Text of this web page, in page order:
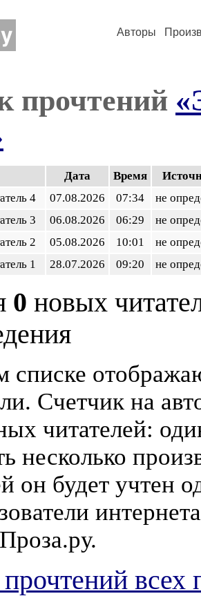
Авторы
прочтений
Дата Время
4
07.08.2026 07:34
не
3
06.08.2026 06:29
не
2
05.08.2026 10:01
не
1
28.07.2026 09:20 не
0 новых
списке
Счетчик на
читателей:
несколько
он будет учтен
всех